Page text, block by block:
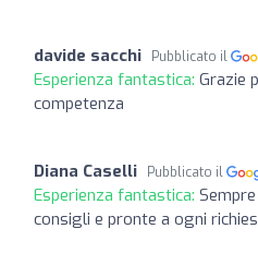
davide sacchi Pubblicato il
Esperienza fantastica: Grazie
competenza
Diana Caselli Pubblicato il
Esperienza fantastica:
consigli e pronte a ogni